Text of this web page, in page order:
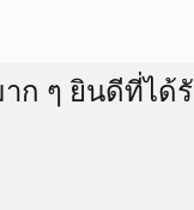
าก ๆ ยินดีที่ได้